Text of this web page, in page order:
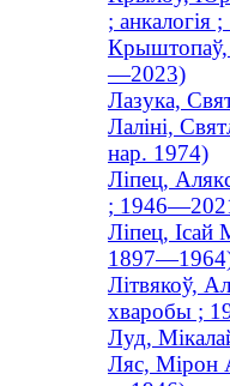
;
Крыштопаў,
—2023)
Лазука,
Лаліні,
нар. 1974)
Ліпец,
;
Ліпец, Ісай
Літвякоў,
хваробы ;
Луд,
Ляс, Мірон